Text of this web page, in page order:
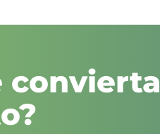
convierta